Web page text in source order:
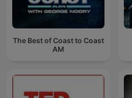
The Best of Coast to Coast
AM